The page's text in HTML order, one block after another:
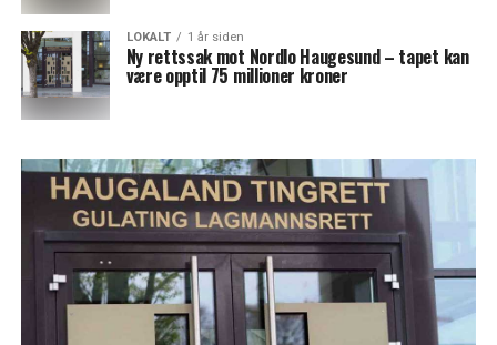
LOKALT 1 år siden
Ny rettssak mot Nordlo Haugesund – tapet kan
være opptil 75 millioner kroner